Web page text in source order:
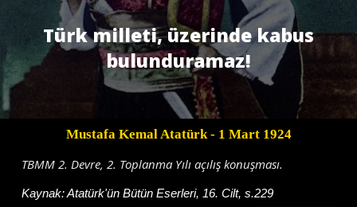
Türk milleti, üzerinde kabus
bulunduramaz!
Mustafa Kemal Atatürk- 1 Mart 1924
TBMM 2. Devre, 2. Toplanma Yılı açılış konuşması.
Kaynak:Atatürk'ün Bütün Eserleri, 16. Cilt, s.229